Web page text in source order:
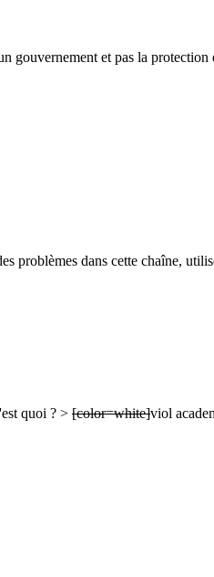
gouvernement et pas la
dans cette chaîne,
quoi ? > [color=white]viol